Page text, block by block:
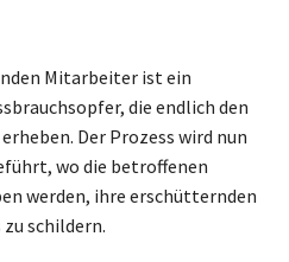
Mitarbeiter ist ein
die endlich den
Der Prozess wird nun
wo die betroffenen
werden, ihre erschütternden
schildern.